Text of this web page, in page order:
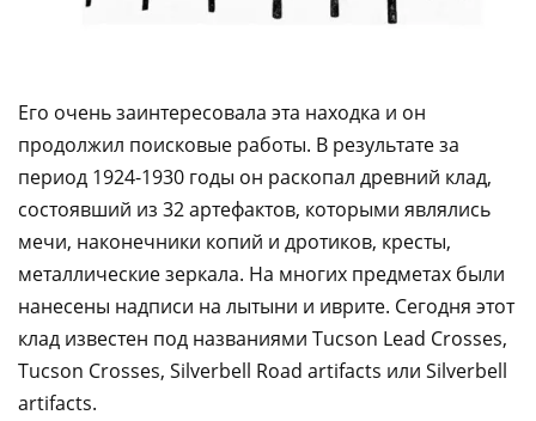
Его очень заинтересовала эта находка и он
продолжил поисковые работы. В результате за
период 1924-1930 годы он раскопал древний клад,
состоявший из 32 артефактов, которыми являлись
мечи, наконечники копий и дротиков, кресты,
металлические зеркала. На многих предметах были
нанесены надписи на лытыни и иврите. Сегодня этот
клад известен под названиями Tucson Lead Crosses,
Tucson Crosses, Silverbell Road artifacts или Silverbell
artifacts.